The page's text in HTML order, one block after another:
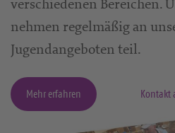
verschiedenen Bereichen.
nehmen regelmäßig an
Jugendangeboten teil.
Mehr erfahren Kontakt